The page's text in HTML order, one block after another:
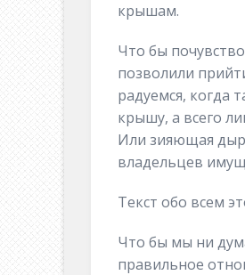
крышам.
Что бы
позволили
радуемся, когда
крышу, а всего
Или зияющая
владельцев
Текст обо всем
Что бы мы ни
правильное